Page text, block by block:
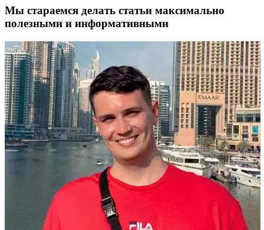
Мы стараемся делать статьи максимально
полезными и информативными